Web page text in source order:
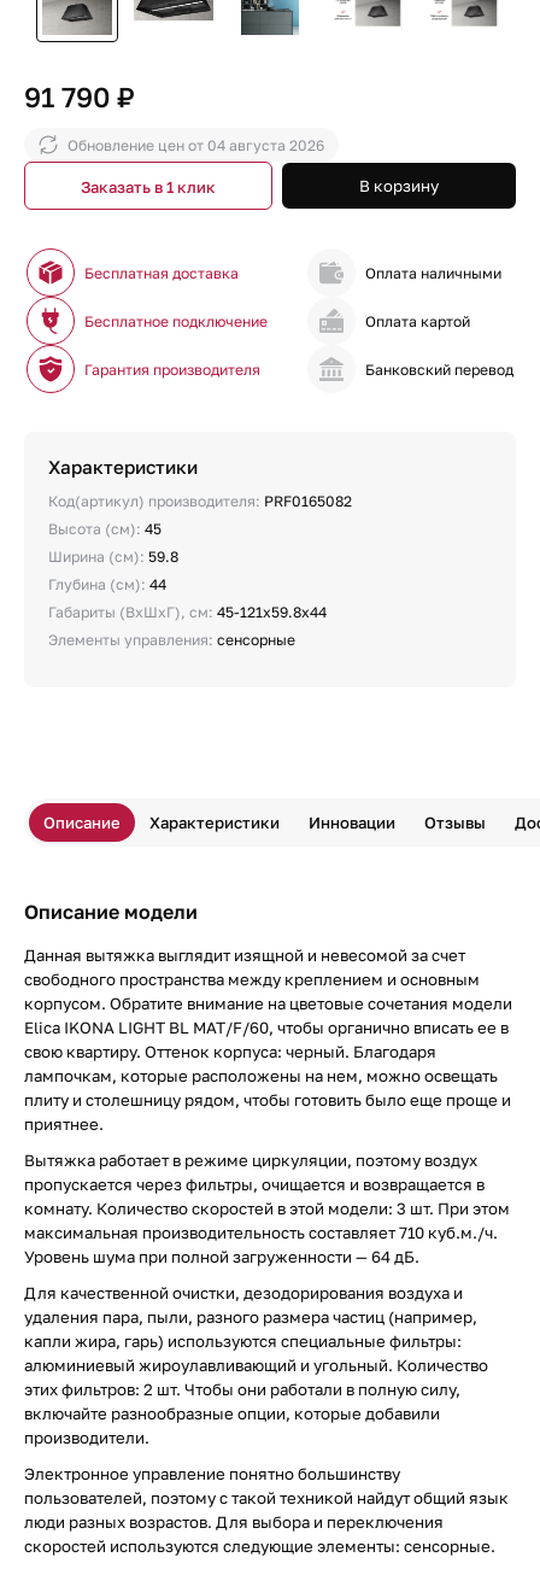
91 790 ₽
Обновление цен от 04 августа 2026
В корзину
Заказать в 1 клик
Бесплатная доставка
Бесплатное подключение
Гарантия производителя
Оплата наличными
Оплата картой
Банковский перевод
Характеристики
Код(артикул) производителя: PRF0165082
Высота (см): 45
Ширина (см): 59.8
Глубина (см): 44
Габариты (ВхШхГ), см: 45-121х59.8х44
Элементы управления: сенсорные
Описание Характеристики Инновации Отзывы
Описание модели
Данная вытяжка выглядит изящной и невесомой за счет
свободного пространства между креплением и основным
корпусом. Обратите внимание на цветовые сочетания модели
Elica IKONA LIGHT BL MAT/F/60, чтобы органично вписать ее в
свою квартиру. Оттенок корпуса: черный. Благодаря
лампочкам, которые расположены на нем, можно освещать
плиту и столешницу рядом, чтобы готовить было еще проще и
приятнее.
Вытяжка работает в режиме циркуляции, поэтому воздух
пропускается через фильтры, очищается и возвращается в
комнату. Количество скоростей в этой модели: 3 шт. При этом
максимальная производительность составляет 710 куб.м./ч.
Уровень шума при полной загруженности — 64 дБ.
Для качественной очистки, дезодорирования воздуха и
удаления пара, пыли, разного размера частиц (например,
капли жира, гарь) используются специальные фильтры:
алюминиевый жироулавливающий и угольный. Количество
этих фильтров: 2 шт. Чтобы они работали в полную силу,
включайте разнообразные опции, которые добавили
производители.
Электронное управление понятно большинству
пользователей, поэтому с такой техникой найдут общий язык
люди разных возрастов. Для выбора и переключения
скоростей используются следующие элементы: сенсорные.